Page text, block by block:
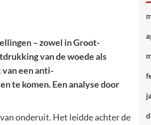
– zowel in Groot-
van de woede als
van een anti-
te komen. Een analyse door
onderuit. Het leidde achter de